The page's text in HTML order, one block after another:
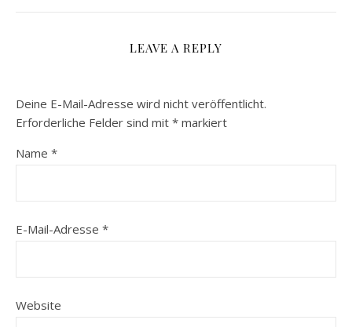
LEAVE A REPLY
Deine E-Mail-Adresse wird nicht veröffentlicht.
Erforderliche Felder sind mit * markiert
Name *
E-Mail-Adresse *
Website